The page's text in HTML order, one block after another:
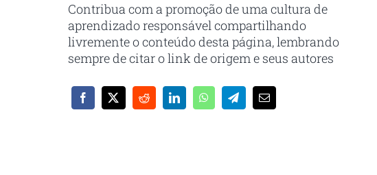
Contribua com a promoção de uma cultura de
aprendizado responsável compartilhando
livremente o conteúdo desta página, lembrando
sempre de citar o link de origem e seus autores